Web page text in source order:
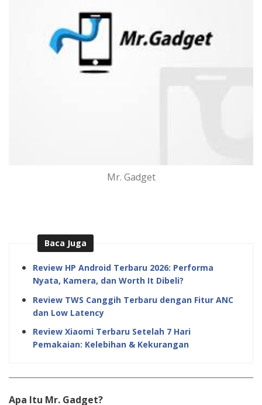
Mr. Gadget
Baca Juga
Review HP Android Terbaru 2026: Performa
Nyata, Kamera, dan Worth It Dibeli?
Review TWS Canggih Terbaru dengan Fitur ANC
dan Low Latency
Review Xiaomi Terbaru Setelah 7 Hari
Pemakaian: Kelebihan & Kekurangan
Apa Itu Mr. Gadget?